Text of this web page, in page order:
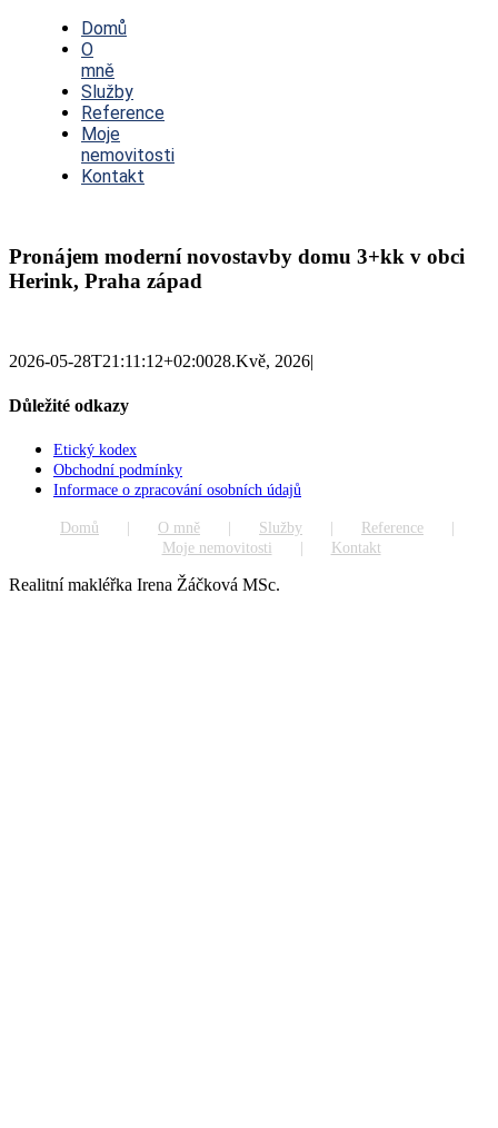
NavigationDomů
O
mně
Služby
Reference
Moje
nemovitosti
Kontakt
Pronájem moderní novostavby domu 3+kk v obci
Herink, Praha západ
2026-05-28T21:11:12+02:0028.Kvě, 2026|
Důležité odkazy
Etický kodex
Obchodní podmínky
Informace o zpracování osobních údajů
Domů O mně Služby
Reference
Moje nemovitosti
Kontakt
Realitní makléřka Irena Žáčková MSc.